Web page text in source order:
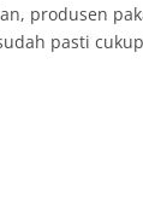
produsen
pasti